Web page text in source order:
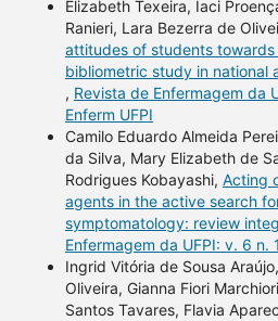
Elizabeth Texeira, Iaci
Ranieri, Lara Bezerra de
attitudes of students towards
bibliometric study in national
, Revista de Enfermagem da
Enferm UFPI
Camilo Eduardo Almeida
da Silva, Mary Elizabeth de
Rodrigues Kobayashi, Acting
agents in the active search
symptomatology: review
Enfermagem da UFPI: v. 6 n.
Ingrid Vitória de Sousa
Oliveira, Gianna Fiori
Santos Tavares, Flavia